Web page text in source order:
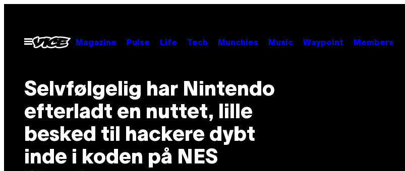
indhold
Åbn
Menu
Magazine Pulse Life Tech Munchies Music Waypoint Members
Selvfølgelig har Nintendo
efterladt en nuttet, lille
besked til hackere dybt
inde i koden på NES